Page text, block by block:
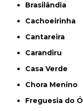
Brasilândia
Cachoeirinha
Cantareira
Carandiru
Casa Verde
Chora Menino
Freguesia do Ó